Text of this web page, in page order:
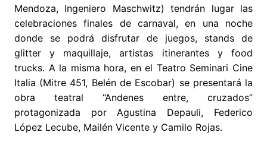
Mendoza, Ingeniero Maschwitz) tendrán lugar las
celebraciones finales de carnaval, en una noche
donde se podrá disfrutar de juegos, stands de
glitter y maquillaje, artistas itinerantes y food
trucks. A la misma hora, en el Teatro Seminari Cine
Italia (Mitre 451, Belén de Escobar) se presentará la
obra teatral “Andenes entre, cruzados”
protagonizada por Agustina Depauli, Federico
López Lecube, Mailén Vicente y Camilo Rojas.